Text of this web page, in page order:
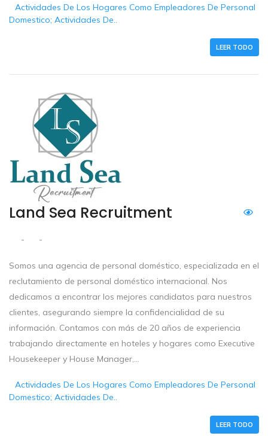
Actividades De Los Hogares Como Empleadores De Personal
Domestico; Actividades De..
LEER TODO
Land Sea Recruitment
- -
Somos una agencia de personal doméstico, especializada en el
reclutamiento de personal doméstico internacional. Nos
dedicamos a encontrar los mejores candidatos para nuestros
clientes, asegurando siempre la confidencialidad de su
información. Contamos con más de 20 años de experiencia
trabajando directamente en hoteles y hogares como Executive
Housekeeper y House Manager,...
Actividades De Los Hogares Como Empleadores De Personal
Domestico; Actividades De..
LEER TODO